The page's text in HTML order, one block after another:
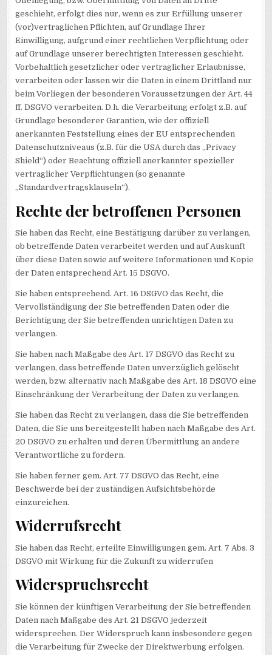
geschieht, erfolgt dies nur, wenn es zur Erfüllung unserer
(vor)vertraglichen Pflichten, auf Grundlage Ihrer
Einwilligung, aufgrund einer rechtlichen Verpflichtung oder
auf Grundlage unserer berechtigten Interessen geschieht.
Vorbehaltlich gesetzlicher oder vertraglicher Erlaubnisse,
verarbeiten oder lassen wir die Daten in einem Drittland nur
beim Vorliegen der besonderen Voraussetzungen der Art. 44
ff. DSGVO verarbeiten. D.h. die Verarbeitung erfolgt z.B. auf
Grundlage besonderer Garantien, wie der offiziell
anerkannten Feststellung eines der EU entsprechenden
Datenschutzniveaus (z.B. für die USA durch das „Privacy
Shield“) oder Beachtung offiziell anerkannter spezieller
vertraglicher Verpflichtungen (so genannte
„Standardvertragsklauseln“).
Rechte der betroffenen Personen
Sie haben das Recht, eine Bestätigung darüber zu verlangen,
ob betreffende Daten verarbeitet werden und auf Auskunft
über diese Daten sowie auf weitere Informationen und Kopie
der Daten entsprechend Art. 15 DSGVO.
Sie haben entsprechend. Art. 16 DSGVO das Recht, die
Vervollständigung der Sie betreffenden Daten oder die
Berichtigung der Sie betreffenden unrichtigen Daten zu
verlangen.
Sie haben nach Maßgabe des Art. 17 DSGVO das Recht zu
verlangen, dass betreffende Daten unverzüglich gelöscht
werden, bzw. alternativ nach Maßgabe des Art. 18 DSGVO eine
Einschränkung der Verarbeitung der Daten zu verlangen.
Sie haben das Recht zu verlangen, dass die Sie betreffenden
Daten, die Sie uns bereitgestellt haben nach Maßgabe des Art.
20 DSGVO zu erhalten und deren Übermittlung an andere
Verantwortliche zu fordern.
Sie haben ferner gem. Art. 77 DSGVO das Recht, eine
Beschwerde bei der zuständigen Aufsichtsbehörde
einzureichen.
Widerrufsrecht
Sie haben das Recht, erteilte Einwilligungen gem. Art. 7 Abs. 3
DSGVO mit Wirkung für die Zukunft zu widerrufen
Widerspruchsrecht
Sie können der künftigen Verarbeitung der Sie betreffenden
Daten nach Maßgabe des Art. 21 DSGVO jederzeit
widersprechen. Der Widerspruch kann insbesondere gegen
die Verarbeitung für Zwecke der Direktwerbung erfolgen.